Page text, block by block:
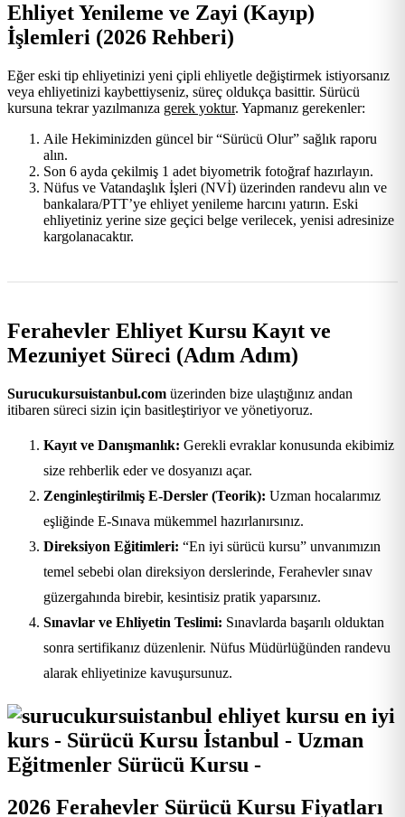
Ehliyet Yenileme ve Zayi (Kayıp)
İşlemleri (2026 Rehberi)
Eğer eski tip ehliyetinizi yeni çipli ehliyetle değiştirmek istiyorsanız
veya ehliyetinizi kaybettiyseniz, süreç oldukça basittir. Sürücü
kursuna tekrar yazılmanıza gerek yoktur. Yapmanız gerekenler:
Aile Hekiminizden güncel bir “Sürücü Olur” sağlık raporu
alın.
Son 6 ayda çekilmiş 1 adet biyometrik fotoğraf hazırlayın.
Nüfus ve Vatandaşlık İşleri (NVİ) üzerinden randevu alın ve
bankalara/PTT’ye ehliyet yenileme harcını yatırın. Eski
ehliyetiniz yerine size geçici belge verilecek, yenisi adresinize
kargolanacaktır.
Ferahevler Ehliyet Kursu Kayıt ve
Mezuniyet Süreci (Adım Adım)
Surucukursuistanbul.com üzerinden bize ulaştığınız andan
itibaren süreci sizin için basitleştiriyor ve yönetiyoruz.
Kayıt ve Danışmanlık: Gerekli evraklar konusunda ekibimiz
size rehberlik eder ve dosyanızı açar.
Zenginleştirilmiş E-Dersler (Teorik): Uzman hocalarımız
eşliğinde E-Sınava mükemmel hazırlanırsınız.
Direksiyon Eğitimleri: “En iyi sürücü kursu” unvanımızın
temel sebebi olan direksiyon derslerinde, Ferahevler sınav
güzergahında birebir, kesintisiz pratik yaparsınız.
Sınavlar ve Ehliyetin Teslimi: Sınavlarda başarılı olduktan
sonra sertifikanız düzenlenir. Nüfus Müdürlüğünden randevu
alarak ehliyetinize kavuşursunuz.
2026 Ferahevler Sürücü Kursu Fiyatları